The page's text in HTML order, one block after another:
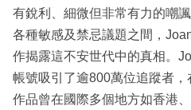
有銳利、細微但非常有力的嘲
各種敏感及禁忌議題之間，
作揭露這不安世代中的真相。
帳號吸引了逾800萬位追蹤者
作品曾在國際多個地方如香港